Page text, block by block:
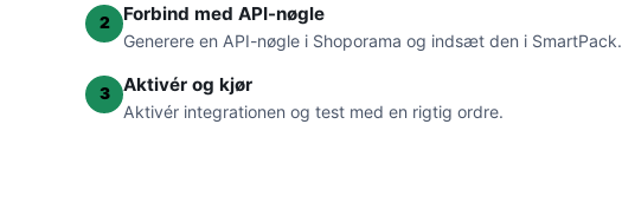
2 Forbind med API-nøgle
Generere en API-nøgle i Shoporama og indsæt den i SmartPack.
3 Aktivér og kjør
Aktivér integrationen og test med en rigtig ordre.